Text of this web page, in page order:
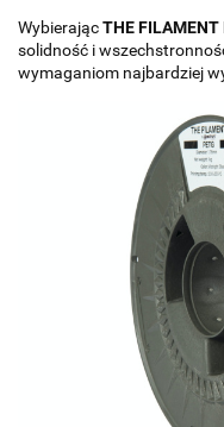
WybierającTHE
solidność i
wymaganiom najbardziej